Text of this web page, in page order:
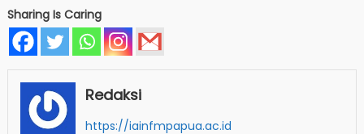
Sharing Is Caring
Redaksi
https://iainfmpapua.ac.id